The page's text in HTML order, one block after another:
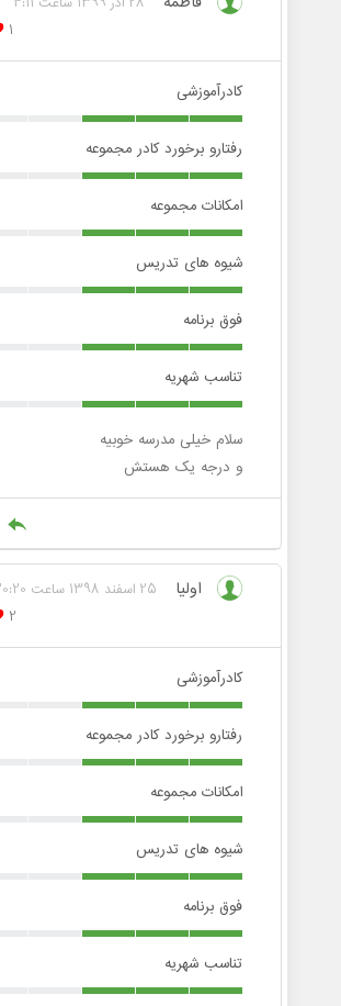
1
کادرآموزشی
رفتارو برخورد کادر مجموعه
امکانات مجموعه
شیوه های تدریس
فوق برنامه
تناسب شهریه
سلام خیلی مدرسه خوبیه
و درجه یک هستش
اولیا
25 اسفند 1398 ساعت 20:20
2
کادرآموزشی
رفتارو برخورد کادر مجموعه
امکانات مجموعه
شیوه های تدریس
فوق برنامه
تناسب شهریه